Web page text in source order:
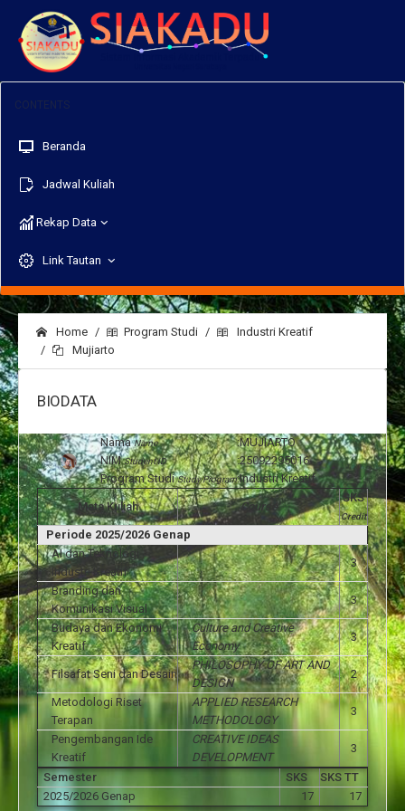
Beranda
Jadwal Kuliah
Rekap Data
Link Tautan
Home Program Studi
Industri Kreatif
Mujiarto
BIODATA
NamaName :MUJIARTO
NIMStudent ID :25092295016
Program StudiStudy Program:Industri Kreatif
Mata Kuliah Course
SKS
Credit
Periode 2025/2026 Genap
AI dan Teknologi
Industri Kreatif
3
Branding dan
Komunikasi Visual
3
Budaya dan Ekonomi
Kreatif
Culture and Creative
Economy
3
Filsafat Seni dan Desain
PHILOSOPHY OF ART AND
DESIGN
2
Metodologi Riset
Terapan
APPLIED RESEARCH
METHODOLOGY
3
Pengembangan Ide
Kreatif
CREATIVE IDEAS
DEVELOPMENT
3
Semester SKS
SKS TT
2025/2026 Genap
17 17